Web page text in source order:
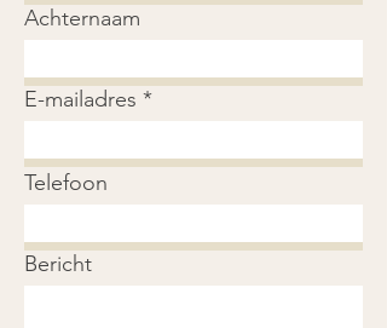
Achternaam
E-mailadres
Telefoon
Bericht